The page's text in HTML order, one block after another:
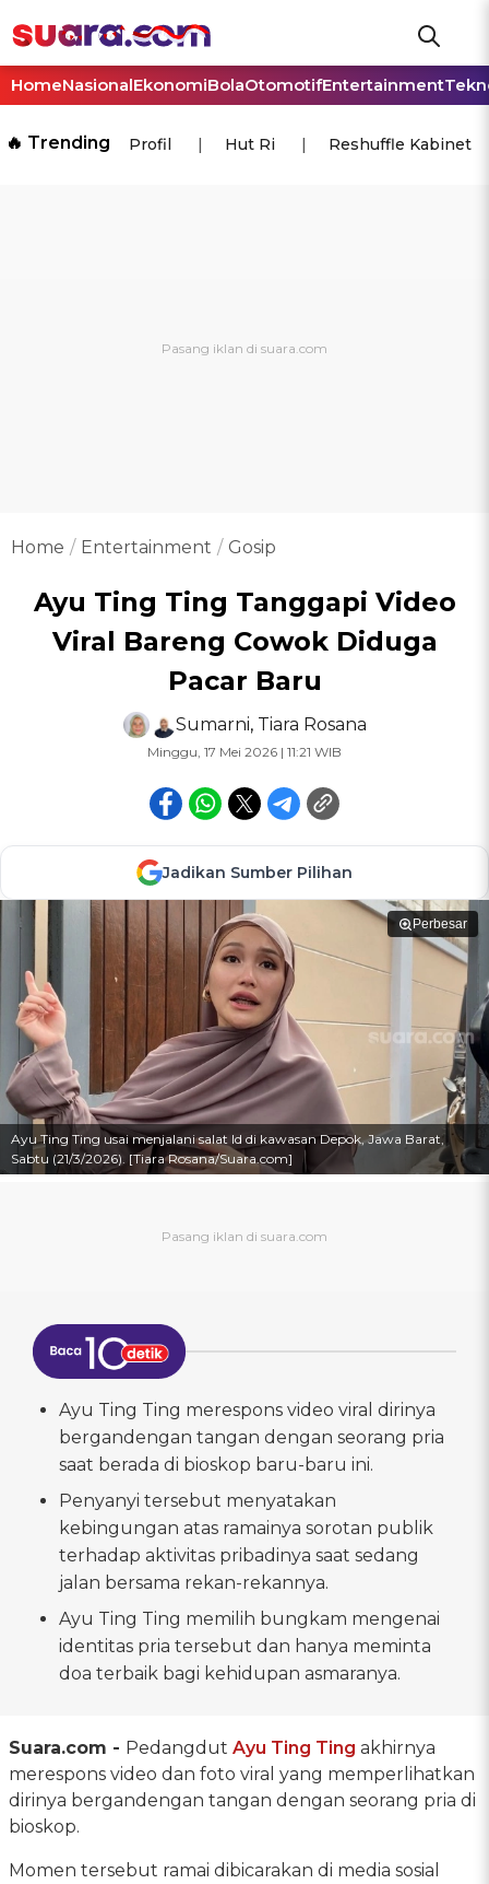
HomeNasionalEkonomiBolaOtomotifEntertainment
🔥 Trending Profil Hut Ri Reshuffle Kabinet
Home Entertainment Gosip
Ayu Ting Ting Tanggapi Video
Viral Bareng Cowok Diduga
Pacar Baru
Sumarni, Tiara Rosana
Minggu, 17 Mei 2026 | 11:21 WIB
Jadikan Sumber Pilihan
Perbesar
Ayu Ting Ting usai menjalani salat Id di kawasan Depok, Jawa Barat,
Sabtu (21/3/2026). [Tiara Rosana/Suara.com]
Ayu Ting Ting merespons video viral dirinya
bergandengan tangan dengan seorang pria
saat berada di bioskop baru-baru ini.
Penyanyi tersebut menyatakan
kebingungan atas ramainya sorotan publik
terhadap aktivitas pribadinya saat sedang
jalan bersama rekan-rekannya.
Ayu Ting Ting memilih bungkam mengenai
identitas pria tersebut dan hanya meminta
doa terbaik bagi kehidupan asmaranya.
Suara.com - Pedangdut Ayu Ting Ting akhirnya
merespons video dan foto viral yang memperlihatkan
dirinya bergandengan tangan dengan seorang pria di
bioskop.
Momen tersebut ramai dibicarakan di media sosial